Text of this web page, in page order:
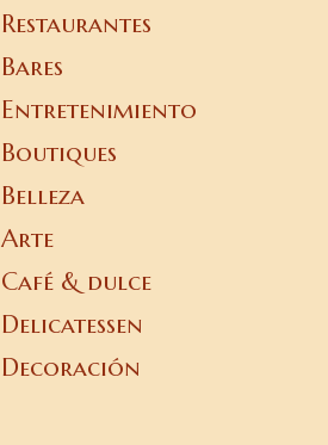
Restaurantes
Bares
Entretenimiento
Boutiques
Belleza
Arte
Café & dulce
Delicatessen
Decoración